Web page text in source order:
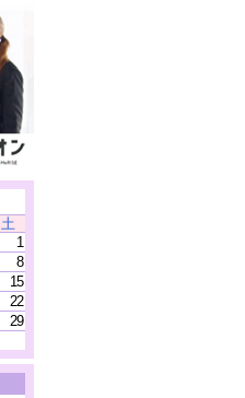
土
1
8
15
22
29